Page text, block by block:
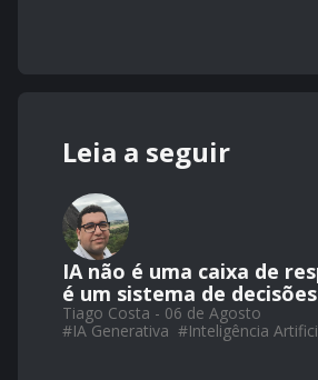
Leia a seguir
IA não é uma caixa de
é um sistema de decisões
Tiago Costa - 06 de Agosto
#IA Generativa #Inteligência